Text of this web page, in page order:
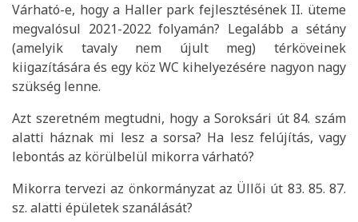
Várható-e, hogy a Haller park fejlesztésének II. üteme
megvalósul 2021-2022 folyamán? Legalább a sétány
(amelyik tavaly nem újult meg) térköveinek
kiigazítására és egy köz WC kihelyezésére nagyon nagy
szükség lenne.
Azt szeretném megtudni, hogy a Soroksári út 84. szám
alatti háznak mi lesz a sorsa? Ha lesz felújítás, vagy
lebontás az körülbelül mikorra várható?
Mikorra tervezi az önkormányzat az Üllői út 83. 85. 87.
sz. alatti épületek szanálását?